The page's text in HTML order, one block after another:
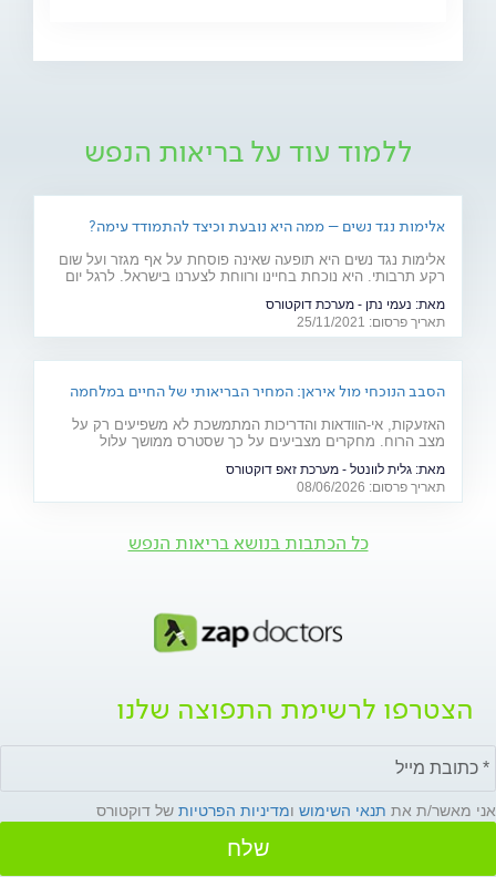
ללמוד עוד על בריאות הנפש
אלימות נגד נשים – ממה היא נובעת וכיצד להתמודד עימה?
אלימות נגד נשים היא תופעה שאינה פוסחת על אף מגזר ועל שום
רקע תרבותי. היא נוכחת בחיינו ורווחת לצערנו בישראל. לרגל יום
מרצה באוניברסיטת בר אילן ומחבר הספר "גברים מדברים
אלימות", מסביר את הגורמים לה
מאת: נעמי נתן - מערכת דוקטורס
תאריך פרסום: 25/11/2021
הסבב הנוכחי מול איראן: המחיר הבריאותי של החיים במלחמה
האזעקות, אי-הוודאות והדריכות המתמשכת לא משפיעים רק על
מצב הרוח. מחקרים מצביעים על כך שסטרס ממושך עלול
מהלב ועד העור, אילו תופעות בריאותיות עלולות להתגבר בתקופות
של מתיחות ביטחונית ומה ניתן לעשות כדי לשמור על הבריאות
שלנו?
מאת: גלית לוונטל - מערכת זאפ דוקטורס
תאריך פרסום: 08/06/2026
כל הכתבות בנושא בריאות הנפש
הצטרפו לרשימת התפוצה שלנו
אני מאשר/ת את תנאי השימוש ומדיניות הפרטיות של דוקטורס
שלח